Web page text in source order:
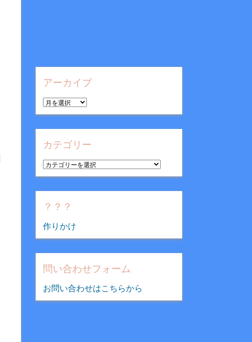
アーカイブ
ア
ー
カ
イ
カテゴリー
カ
テ
ゴ
リ
？？？
作りかけ
問い合わせフォーム
お問い合わせはこちらから